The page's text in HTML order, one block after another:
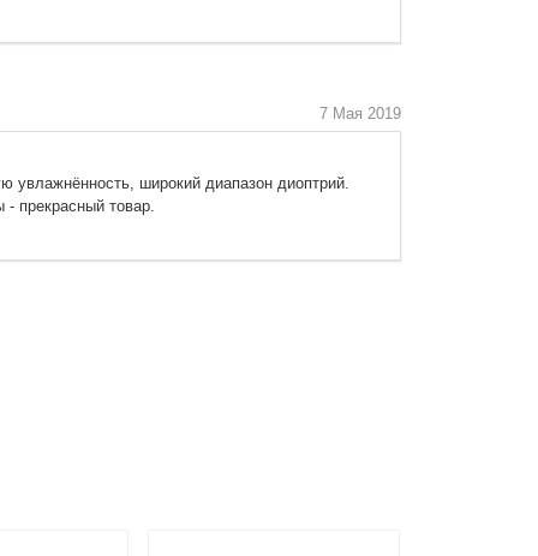
7 Мая 2019
увлажнённость, широкий диапазон диоптрий.
прекрасный товар.